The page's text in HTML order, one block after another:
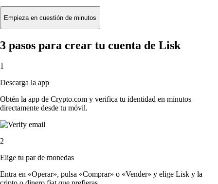
Empieza en cuestión de minutos
3 pasos para crear tu cuenta de Lisk
1
Descarga la app
Obtén la app de Crypto.com y verifica tu identidad en minutos
directamente desde tu móvil.
2
Elige tu par de monedas
Entra en «Operar», pulsa «Comprar» o «Vender» y elige Lisk y la